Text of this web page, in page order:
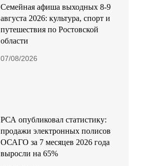
Семейная афиша выходных 8-9
августа 2026: культура, спорт и
путешествия по Ростовской
области
07/08/2026
РСА опубликовал статистику:
продажи электронных полисов
ОСАГО за 7 месяцев 2026 года
выросли на 65%